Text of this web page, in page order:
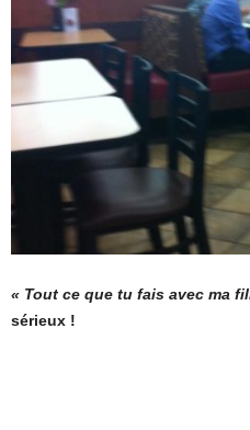
« Tout ce que tu fais avec ma
sérieux !